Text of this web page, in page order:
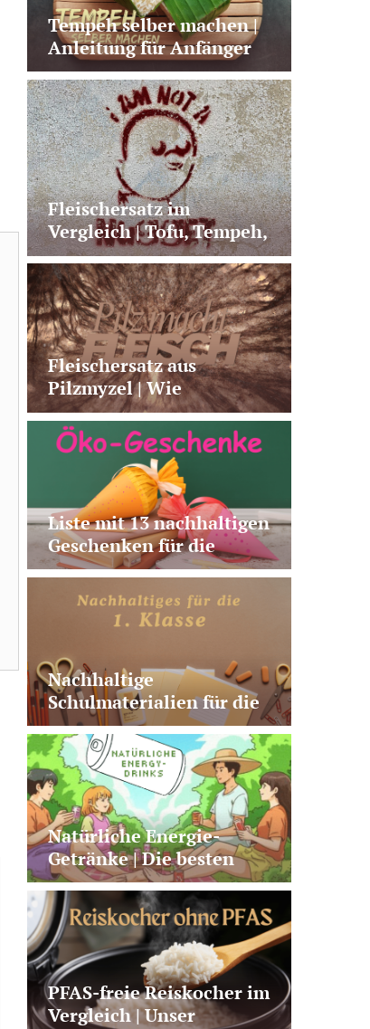
Tempeh selber machen |
Anleitung für Anfänger
mit Fehler-Check
Fleischersatz im
Vergleich | Tofu, Tempeh,
Seitan & Co.
Fleischersatz aus
Pilzmyzel | Wie
Fermentation neue
Alternativen möglich
macht
Liste mit 13 nachhaltigen
Geschenken für die
Schultüte | plastikfrei,
vegan, nützlich, fairtrade
Nachhaltige
Schulmaterialien für die
1. Klasse | 10 sinnvolle
Produkte
Natürliche Energie-
Getränke | Die besten
Alternativen zu Kaffee +
klassischen Energy
Drinks
PFAS-freie Reiskocher im
Vergleich | Unser